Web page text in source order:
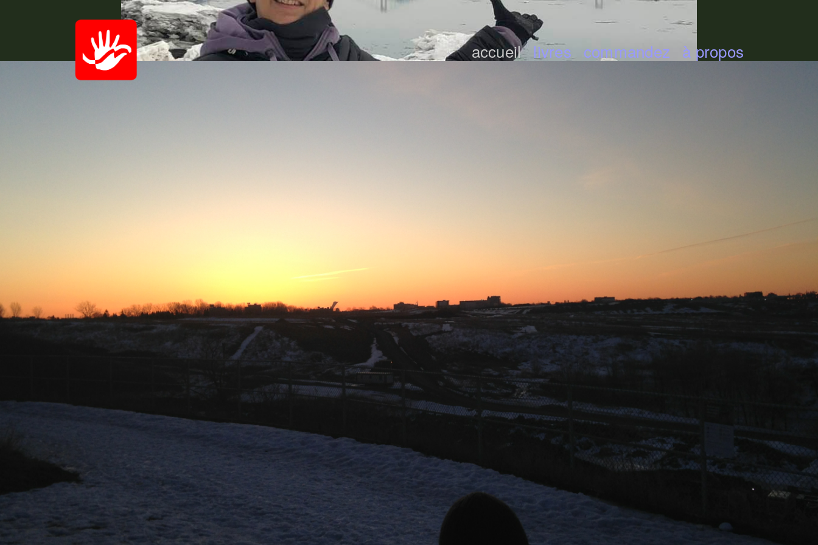
accueil livres commandez à propos